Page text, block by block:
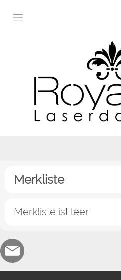
Merkliste
Merkliste ist leer